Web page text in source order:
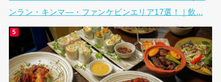
ンラン・キンマ―・ファンケビンエリア17選！｜飲...